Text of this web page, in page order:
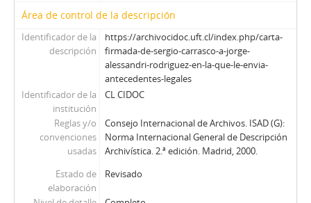
Área de control de la descripción
Identificador de la
descripción
https://archivocidoc.uft.cl/index.php/carta-
firmada-de-sergio-carrasco-a-jorge-
alessandri-rodriguez-en-la-que-le-envia-
antecedentes-legales
Identificador de la
institución
CL CIDOC
Reglas y/o
convenciones
usadas
Consejo Internacional de Archivos. ISAD (G):
Norma Internacional General de Descripción
Archivística. 2.ª edición. Madrid, 2000.
Estado de
elaboración
Revisado